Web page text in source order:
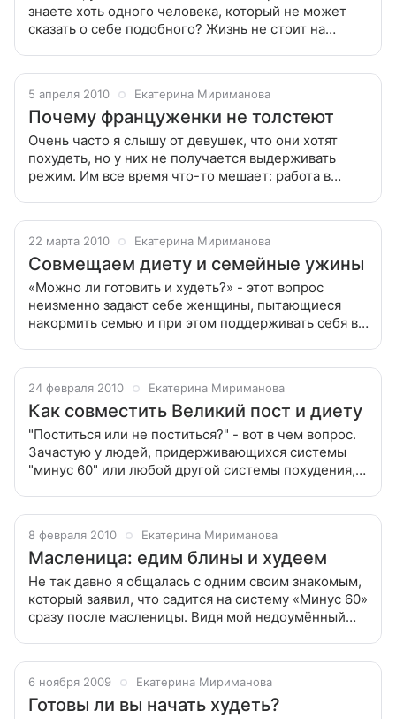
знаете хоть одного человека, который не может
сказать о себе подобного? Жизнь не стоит на
5 апреля 2010 Екатерина Мириманова
Почему француженки не толстеют
Очень часто я слышу от девушек, что они хотят
похудеть, но у них не получается выдерживать
режим. Им все время что-то мешает: работа в
22 марта 2010 Екатерина Мириманова
Совмещаем диету и семейные ужины
«Можно ли готовить и худеть?» - этот вопрос
неизменно задают себе женщины, пытающиеся
накормить семью и при этом поддерживать себя в
24 февраля 2010 Екатерина Мириманова
Как совместить Великий пост и диету
"Поститься или не поститься?" - вот в чем вопрос.
Зачастую у людей, придерживающихся системы
"минус 60" или любой другой системы похудения,
8 февраля 2010 Екатерина Мириманова
Масленица: едим блины и худеем
Не так давно я общалась с одним своим знакомым,
который заявил, что садится на систему «Минус 60»
сразу после масленицы. Видя мой недоумённый
6 ноября 2009 Екатерина Мириманова
Готовы ли вы начать худеть?